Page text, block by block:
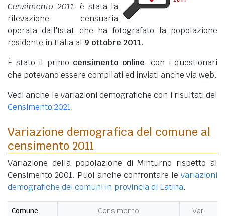
Censimento 2011, è stata la
rilevazione censuaria
operata dall'Istat che ha fotografato la popolazione
residente in Italia al 9 ottobre 2011.
È stato il primo censimento online, con i questionari
che potevano essere compilati ed inviati anche via web.
Vedi anche le variazioni demografiche con i risultati del
Censimento 2021.
Variazione demografica del comune al
censimento 2011
Variazione della popolazione di Minturno rispetto al
Censimento 2001. Puoi anche confrontare le variazioni
demografiche dei comuni in provincia di Latina.
Comune Censimento
Var